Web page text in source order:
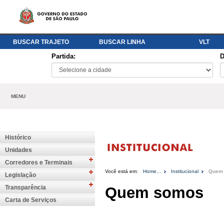
BUSCAR TRAJETO BUSCAR LINHA VLT
Partida:
MENU
Histórico
Unidades
Corredores e Terminais
Legislação
Transparência
Carta de Serviços
Você está em: Home... Institucional
Quem somos